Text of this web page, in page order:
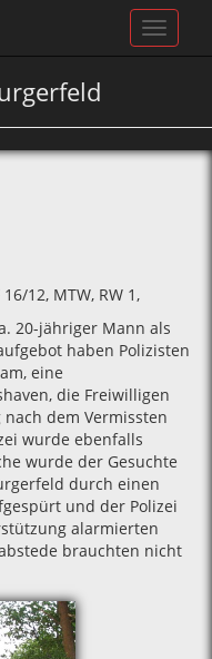
Toggle
12‚ MTW‚ RW 1‚
20-jähriger Mann als
haben Polizisten
eine
die Freiwilligen
dem Vermissten
wurde ebenfalls
wurde der Gesuchte
durch einen
und der Polizei
alarmierten
brauchten nicht